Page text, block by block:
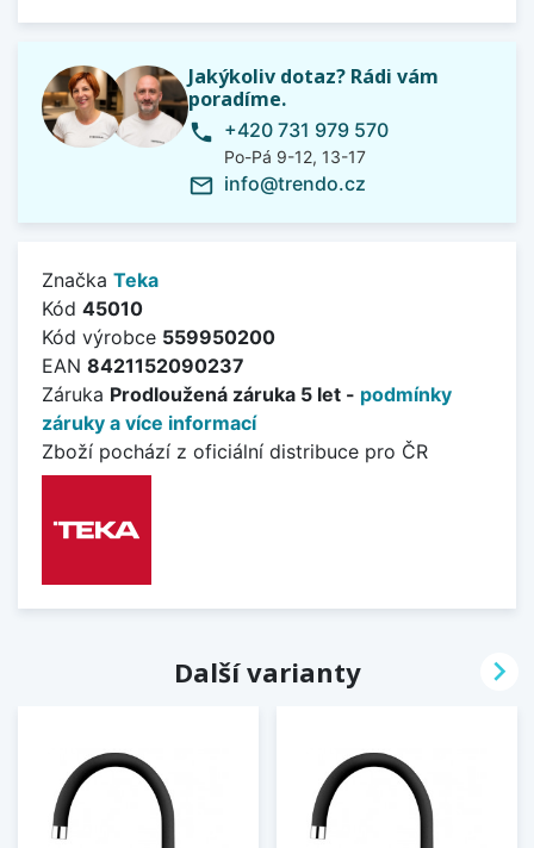
Jakýkoliv dotaz? Rádi vám
poradíme.
phone +420 731 979 570
Po-Pá 9-12, 13-17
mail_outline info@trendo.cz
Značka Teka
Kód 45010
Kód výrobce 559950200
EAN 8421152090237
Záruka Prodloužená záruka 5 let - podmínky
záruky a více informací
Zboží pochází z oficiální distribuce pro ČR
Další varianty 